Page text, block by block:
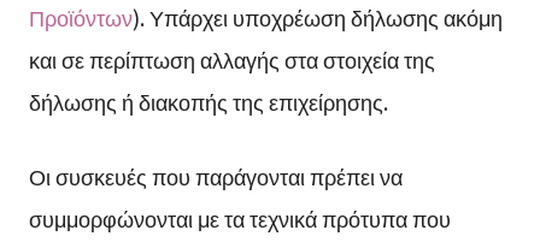
Προϊόντων). Υπάρχει υποχρέωση δήλωσης ακόμη
και σε περίπτωση αλλαγής στα στοιχεία της
δήλωσης ή διακοπής της επιχείρησης.
Οι συσκευές που παράγονται πρέπει να
συμμορφώνονται με τα τεχνικά πρότυπα που